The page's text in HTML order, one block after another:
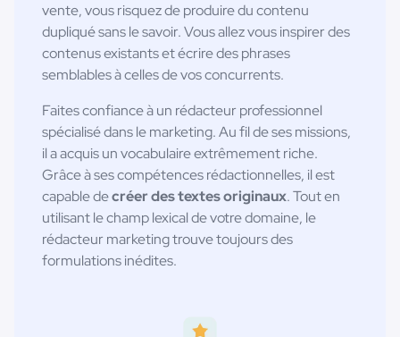
vente, vous risquez de produire du contenu
dupliqué sans le savoir. Vous allez vous inspirer des
contenus existants et écrire des phrases
semblables à celles de vos concurrents.
Faites confiance à un rédacteur professionnel
spécialisé dans le marketing. Au fil de ses missions,
il a acquis un vocabulaire extrêmement riche.
Grâce à ses compétences rédactionnelles, il est
capable decréer des textes originaux. Tout en
utilisant le champ lexical de votre domaine, le
rédacteur marketing trouve toujours des
formulations inédites.